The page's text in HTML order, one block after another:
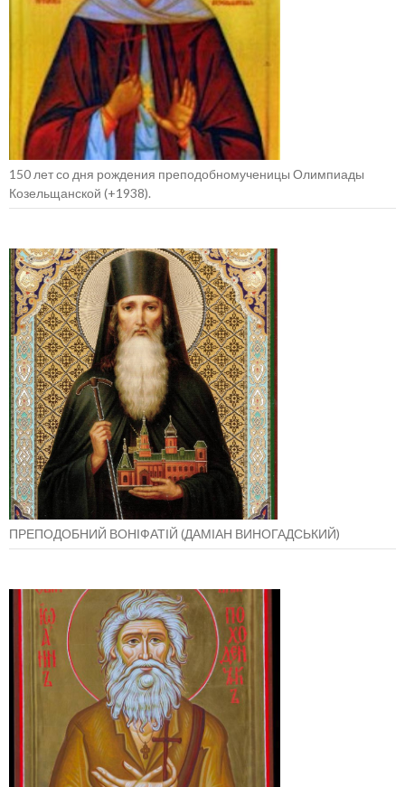
150 лет со дня рождения преподобномученицы Олимпиады
Козельщанской (+1938).
ПРЕПОДОБНИЙ ВОНІФАТІЙ (ДАМІАН ВИНОГАДСЬКИЙ)